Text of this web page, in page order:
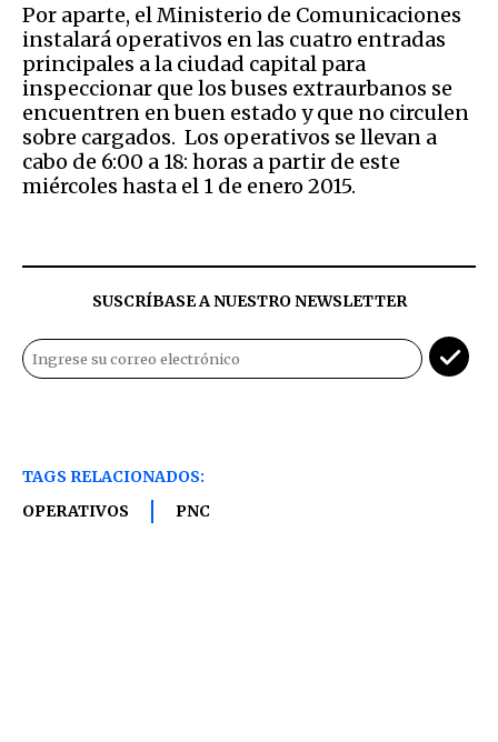
Por aparte, el Ministerio de Comunicaciones
instalará operativos en las cuatro entradas
principales a la ciudad capital para
inspeccionar que los buses extraurbanos se
encuentren en buen estado y que no circulen
sobre cargados. Los operativos se llevan a
cabo de 6:00 a 18: horas a partir de este
miércoles hasta el 1 de enero 2015.
SUSCRÍBASE A NUESTRO NEWSLETTER
TAGS RELACIONADOS:
OPERATIVOS
PNC